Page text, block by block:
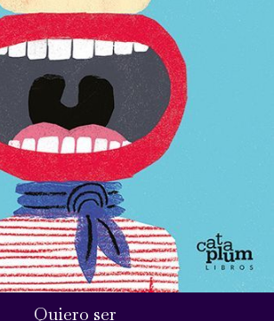
Quiero ser